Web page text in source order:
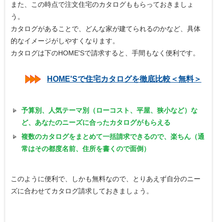
また、この時点で注文住宅のカタログももらっておきましょ
う。
カタログがあることで、どんな家が建てられるのかなど、具体
的なイメージがしやすくなります。
カタログは下のHOME'Sで請求すると、手間もなく便利です。
HOME'Sで住宅カタログを徹底比較＜無料＞
予算別、人気テーマ別（ローコスト、平屋、狭小など）な
ど、あなたのニーズに合ったカタログがもらえる
複数のカタログをまとめて一括請求できるので、楽ちん（通
常はその都度名前、住所を書くので面倒）
このように便利で、しかも無料なので、とりあえず自分のニー
ズに合わせてカタログ請求しておきましょう。